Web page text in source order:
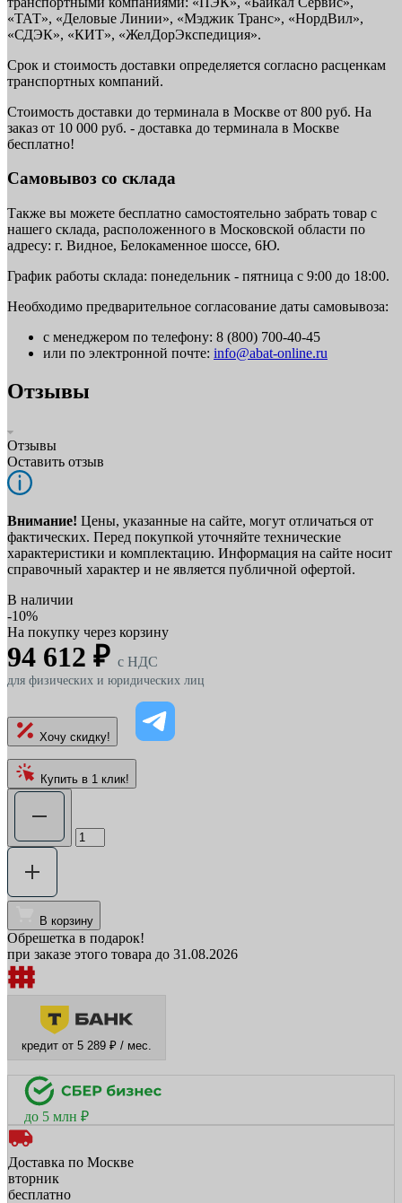
«ТАТ», «Деловые Линии», «Мэджик Транс», «НордВил»,
«СДЭК», «КИТ», «ЖелДорЭкспедиция».
Срок и стоимость доставки определяется согласно расценкам
транспортных компаний.
Стоимость доставки до терминала в Москве от 800 руб. На
заказ от 10 000 руб. - доставка до терминала в Москве
бесплатно!
Самовывоз со склада
Также вы можете бесплатно самостоятельно забрать товар с
нашего склада, расположенного в Московской области по
адресу: г. Видное, Белокаменное шоссе, 6Ю.
График работы склада: понедельник - пятница с 9:00 до 18:00.
Необходимо предварительное согласование даты самовывоза:
с менеджером по телефону: 8 (800) 700-40-45
или по электронной почте: info@abat-online.ru
Отзывы
Отзывы
Оставить отзыв
Внимание! Цены, указанные на сайте, могут отличаться от
фактических. Перед покупкой уточняйте технические
характеристики и комплектацию. Информация на сайте носит
справочный характер и не является публичной офертой.
В наличии
-10%
На покупку через корзину
94 612 ₽ c НДС
для физических и юридических лиц
Хочу скидку!
Купить в 1 клик!
В корзину
Обрешетка в подарок!
при заказе этого товара до 31.08.2026
кредит от 5 289 ₽ / мес.
до 5 млн ₽
Доставка по Москве
вторник
бесплатно